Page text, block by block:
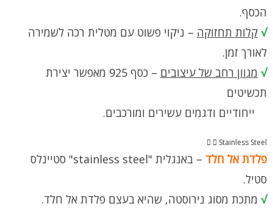
הכסף.
√ קלות תחזוקה – ניקוי פשוט עם מטלית רכה לשמירה
לאורך זמן.
√ מגוון רחב של עיצובים
– כסף 925 מאפשר יצירת
תכשיטים
ייחודיים ודגמים עשירים ומורכבים.
Stainless Steel
פלדת אל חלד
– באנגלית "stainless steel" סטיינלס
סטיל.
√ מתכת מסוג נירוסטה, שהיא בעצם פלדת אל חלד.